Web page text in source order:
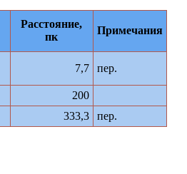
Расстояние,
пк
Примечания
7,7 пер.
200
333,3 пер.